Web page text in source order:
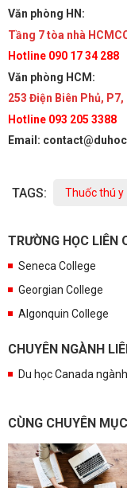
Văn phòng HN:
Tầng 7 tòa nhà
Hotline 090 17 34 288
Văn phòng HCM:
253 Điện Biên Phủ, P7,
Hotline 093 205 3388
Email:
TAGS: Thuốc thú y
TRƯỜNG HỌC LIÊN
Seneca College
Georgian College
Algonquin College
CHUYÊN NGÀNH
Du học Canada
CÙNG CHUYÊN MỤC